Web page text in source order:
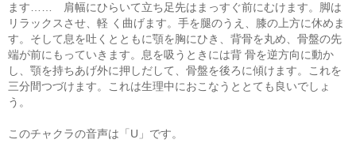
ます…… 肩幅にひらいて立ち足先はまっすぐ前にむけます。脚は
リラックスさせ、軽 く曲げます。手を腿のうえ、膝の上方に休めま
す。そして息を吐くとともに顎を胸にひき、背骨を丸め、骨盤の先
端が前にもっていきます。息を吸うときには背 骨を逆方向に動か
し、顎を持ちあげ外に押しだして、骨盤を後ろに傾けます。これを
三分間つづけます。これは生理中におこなうととても良いでしょ
う。
このチャクラの音声は「U」です。